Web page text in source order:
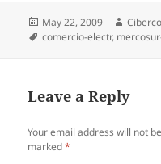
Posted
on
May 22, 2009 Author
Tags
comercio-electr,
Leave a Reply
Your email address will not
marked*